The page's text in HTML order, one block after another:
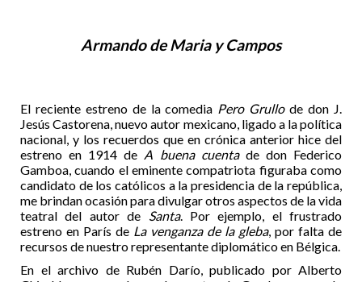
Armando de Maria y Campos
El reciente estreno de la comedia Pero Grullode don J.
Jesús Castorena, nuevo autor mexicano, ligado a la política
nacional, y los recuerdos que en crónica anterior hice del
estreno en 1914 de A buena cuentade don Federico
Gamboa, cuando el eminente compatriota figuraba como
candidato de los católicos a la presidencia de la república,
me brindan ocasión para divulgar otros aspectos de la vida
teatral del autor de Santa. Por ejemplo, el frustrado
estreno en París de La venganza de la gleba, por falta de
recursos de nuestro representante diplomático en Bélgica.
En el archivo de Rubén Darío, publicado por Alberto